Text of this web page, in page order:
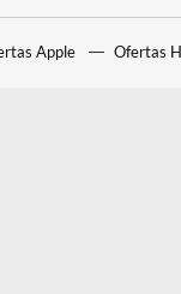
Apple Ofertas